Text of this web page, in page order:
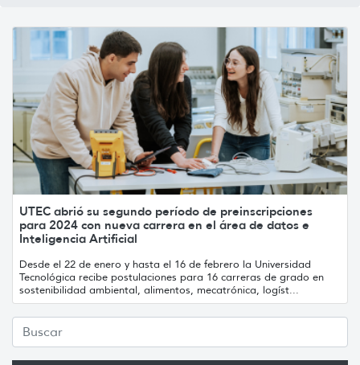
UTEC abrió su segundo período de preinscripciones
para 2024 con nueva carrera en el área de datos e
Inteligencia Artificial
Desde el 22 de enero y hasta el 16 de febrero la Universidad
Tecnológica recibe postulaciones para 16 carreras de grado en
sostenibilidad ambiental, alimentos, mecatrónica, logíst...